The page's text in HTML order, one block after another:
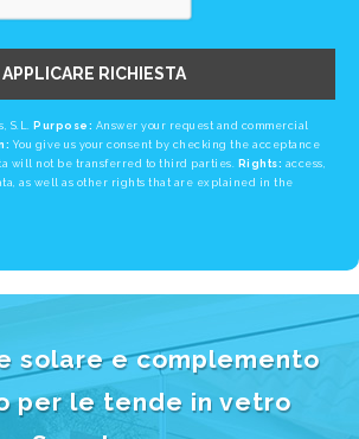
APPLICARE RICHIESTA
S.L. Purpose: Answer your request and commercial
You give us your consent by checking the acceptance
will not be transferred to third parties. Rights: access,
as well as other rights that are explained in the
solare e complemento
per le tende in vetro